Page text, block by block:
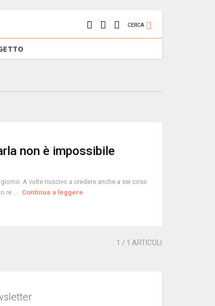
CERCA
non è impossibile
A volte riuscivo a credere anche a sei cose
re ...
Continua a leggere
1 / 1 ARTICOLI